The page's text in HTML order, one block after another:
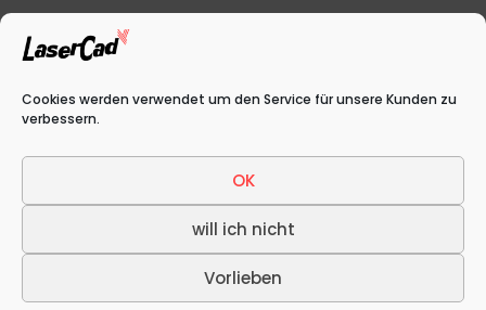
Cookies werden verwendet um den Service für unsere Kunden zu
verbessern.
OK
will ich nicht
Vorlieben
Impressum
Cookie-Richtlinie (EU)
LaserCad © 2026